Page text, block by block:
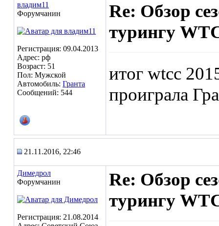
владим11
Форумчанин
Регистрация: 09.04.2013
Адрес: рф
Возраст: 51
Пол: Мужской
Автомобиль: Гранта
Сообщений: 544
Re: Обзор
турингу
итог wtcc
проиграла
21.11.2016, 22:46
Димедрол
Форумчанин
Регистрация: 21.08.2014
Re: Обзор
турингу